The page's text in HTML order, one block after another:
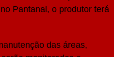
Pantanal, o produtor terá
das áreas,